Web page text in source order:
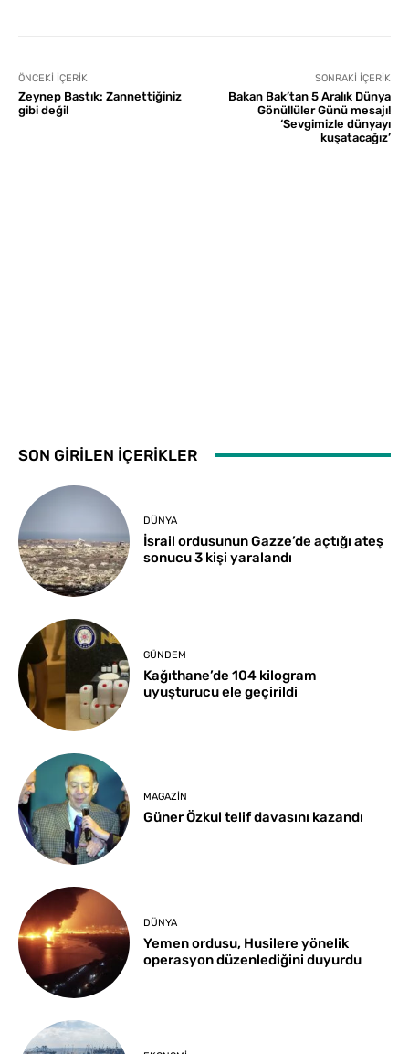
ÖNCEKI İÇERIK
Zeynep Bastık: Zannettiğiniz
gibi değil
SONRAKI İÇERIK
Bakan Bak’tan 5 Aralık Dünya
Gönüllüler Günü mesajı!
‘Sevgimizle dünyayı
kuşatacağız’
SON GİRİLEN İÇERİKLER
DÜNYA
İsrail ordusunun Gazze’de açtığı ateş
sonucu 3 kişi yaralandı
GÜNDEM
Kağıthane’de 104 kilogram
uyuşturucu ele geçirildi
MAGAZIN
Güner Özkul telif davasını kazandı
DÜNYA
Yemen ordusu, Husilere yönelik
operasyon düzenlediğini duyurdu